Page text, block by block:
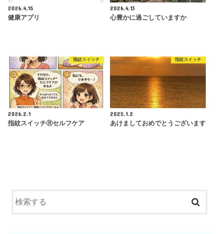
2026.4.15
健康アプリ
2026.4.13
心豊かに過ごしていますか
指紋スイッチ
2026.2.1
指紋スイッチⓇセルフケア
指紋スイッチ
2025.1.2
あけましておめでとうございます